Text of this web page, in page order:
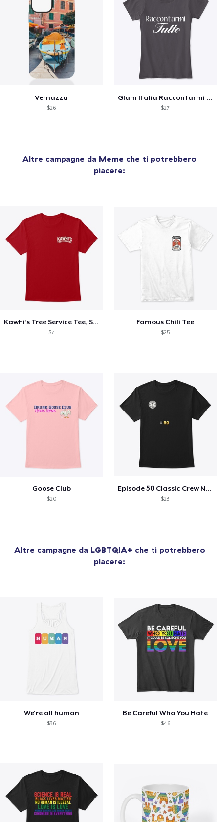
Vernazza
$26
Glam Italia Raccontarmi Tutto
$27
Altre campagne da Meme che ti potrebbero
piacere:
Kawhi’s Tree Service Tee, Shirts, Mug
$7
Famous Chili Tee
$25
Goose Club
$20
Episode 50 Classic Crew Neck T-Shirt
$23
Altre campagne da LGBTQIA+ che ti potrebbero
piacere:
We're all human
$36
Be Careful Who You Hate
$46